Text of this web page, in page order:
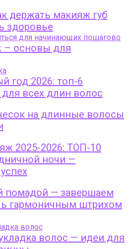
держать макияж губ
здоровье
– основы для
год 2026: топ-6
для всех длин волос
на длинные волосы
2025-2026: ТОП-10
ночи —
помадой — завершаем
гармоничным штрихом
волос — идеи для